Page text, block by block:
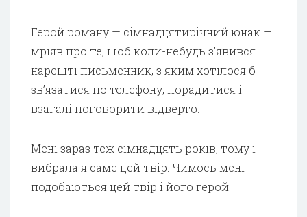
Герой роману — сімнадцятирічний юнак —
мріяв про те, щоб коли-небудь з’явився
нарешті письменник, з яким хотілося б
зв’язатися по телефону, порадитися і
взагалі поговорити відверто.
Мені зараз теж сімнадцять років, тому і
вибрала я саме цей твір. Чимось мені
подобаються цей твір і його герой.